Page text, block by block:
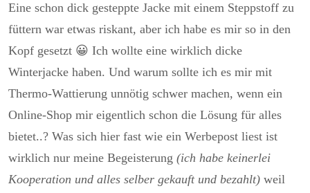
Eine schon dick gesteppte Jacke mit einem Steppstoff zu
füttern war etwas riskant, aber ich habe es mir so in den
Kopf gesetzt 😀 Ich wollte eine wirklich dicke
Winterjacke haben. Und warum sollte ich es mir mit
Thermo-Wattierung unnötig schwer machen, wenn ein
Online-Shop mir eigentlich schon die Lösung für alles
bietet..? Was sich hier fast wie ein Werbepost liest ist
wirklich nur meine Begeisterung (ich habe keinerlei
Kooperation und alles selber gekauft und bezahlt) weil